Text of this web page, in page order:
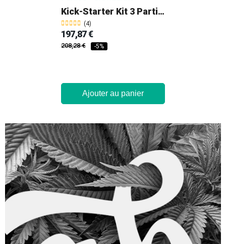
Kick-Starter Kit 3 Parties
(4)
197,87 €
208,28 € -5%
Ajouter au panier